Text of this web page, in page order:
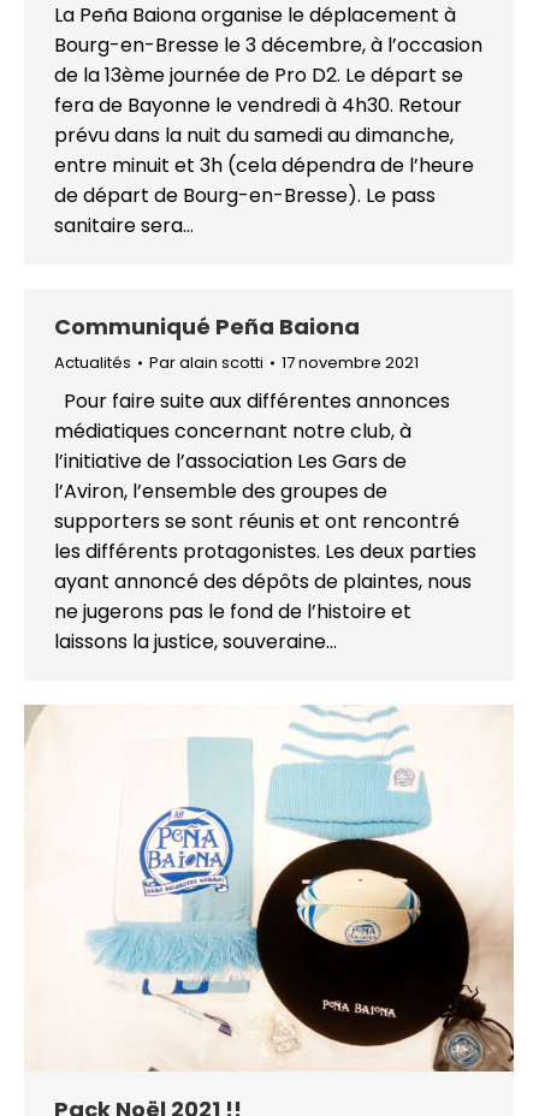
La Peña Baiona organise le déplacement à
Bourg-en-Bresse le 3 décembre, à l’occasion
de la 13ème journée de Pro D2. Le départ se
fera de Bayonne le vendredi à 4h30. Retour
prévu dans la nuit du samedi au dimanche,
entre minuit et 3h (cela dépendra de l’heure
de départ de Bourg-en-Bresse). Le pass
sanitaire sera…
Communiqué Peña Baiona
Actualités Paralain scotti 17 novembre 2021
Pour faire suite aux différentes annonces
médiatiques concernant notre club, à
l’initiative de l’association Les Gars de
l’Aviron, l’ensemble des groupes de
supporters se sont réunis et ont rencontré
les différents protagonistes. Les deux parties
ayant annoncé des dépôts de plaintes, nous
ne jugerons pas le fond de l’histoire et
laissons la justice, souveraine…
Pack Noël 2021 !!